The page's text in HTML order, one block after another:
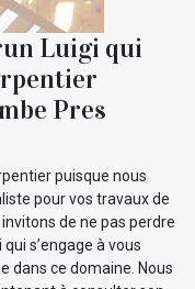
Luigi qui
Pres
puisque nous
pour vos travaux de
de ne pas perdre
s’engage à vous
dans ce domaine. Nous